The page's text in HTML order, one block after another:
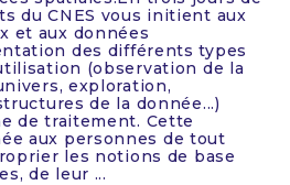
du CNES vous initient aux
et aux données
des différents types
(observation de la
exploration,
de la donnée...)
de traitement. Cette
aux personnes de tout
les notions de base
de leur ...